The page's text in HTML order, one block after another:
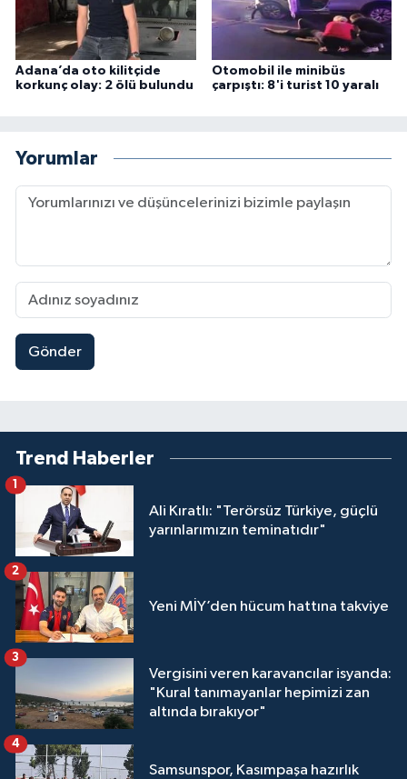
Adana’da oto kilitçide
korkunç olay: 2 ölü bulundu
Otomobil ile minibüs
çarpıştı: 8'i turist 10 yaralı
Yorumlar
Gönder
Trend Haberler
Ali Kıratlı: "Terörsüz Türkiye, güçlü
yarınlarımızın teminatıdır"
1
Yeni MİY’den hücum hattına takviye
2
Vergisini veren karavancılar isyanda:
"Kural tanımayanlar hepimizi zan
altında bırakıyor"
3
Samsunspor, Kasımpaşa hazırlık
4